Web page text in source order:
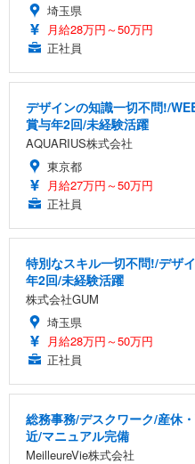
埼玉県
月給28万円～50万円
正社員
デザインの知識一切不問!/
賞与年2回/未経験活躍
AQUARIUS株式会社
東京都
月給27万円～50万円
正社員
特別なスキル一切不問!/デザ
年2回/未経験活躍
株式会社GUM
埼玉県
月給28万円～50万円
正社員
総務事務/デスクワーク/産休
近/マニュアル完備
MeilleureVie株式会社